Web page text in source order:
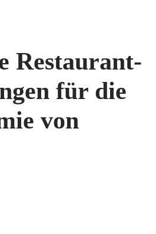
Restaurant-
für die
von